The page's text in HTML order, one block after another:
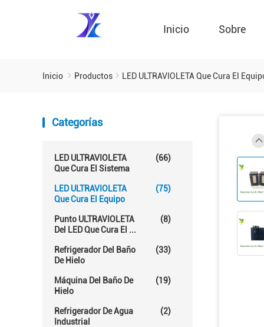
Inicio Sobre
Inicio Productos LED ULTRAVIOLETA Que Cura El
Categorías
LED ULTRAVIOLETA
Que Cura El Sistema
(66)
LED ULTRAVIOLETA
Que Cura El Equipo
(75)
Punto ULTRAVIOLETA
Del LED Que Cura El ...
(8)
Refrigerador Del Baño
De Hielo
(33)
Máquina Del Baño De
Hielo
(19)
Refrigerador De Agua
Industrial
(2)